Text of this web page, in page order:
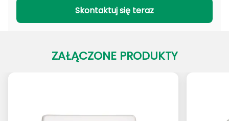
Skontaktuj się teraz
ZAŁĄCZONE PRODUKTY